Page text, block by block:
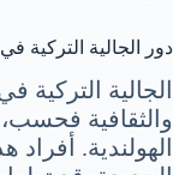
دور الجالية التركية
الجالية التركية
والثقافية
الهولندية. أفراد